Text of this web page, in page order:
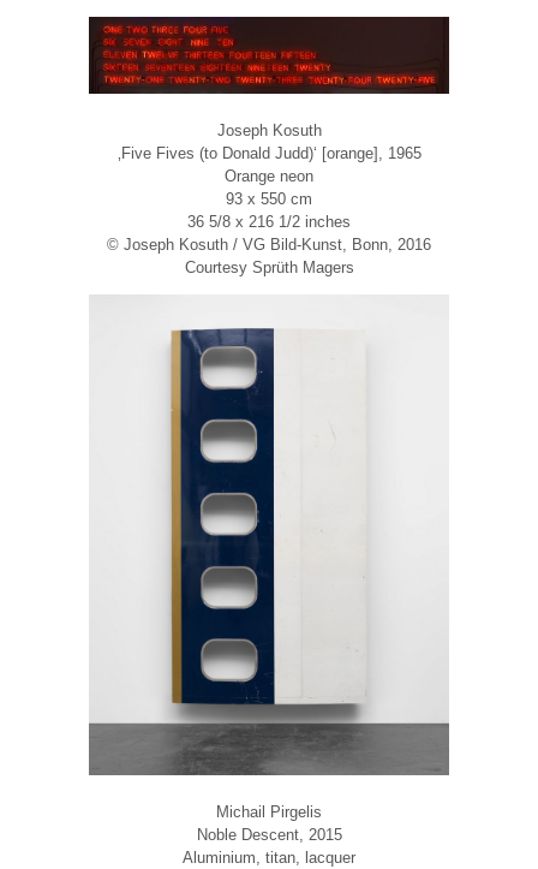
Joseph Kosuth
‚Five Fives (to Donald Judd)‘ [orange], 1965
Orange neon
93 x 550 cm
36 5/8 x 216 1/2 inches
© Joseph Kosuth / VG Bild-Kunst, Bonn, 2016
Courtesy Sprüth Magers
Michail Pirgelis
Noble Descent, 2015
Aluminium, titan, lacquer